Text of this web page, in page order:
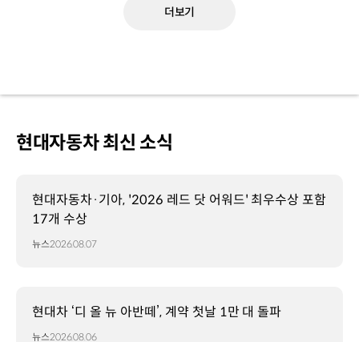
더보기
현대자동차 최신 소식
현대자동차·기아, '2026 레드 닷 어워드' 최우수상 포함
17개 수상
뉴스2026.08.07
현대차 ‘디 올 뉴 아반떼’, 계약 첫날 1만 대 돌파
뉴스2026.08.06